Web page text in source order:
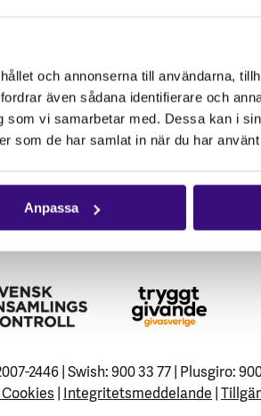
och annonserna till användarna,
även sådana identifierare och
vi samarbetar med. Dessa kan i
som de har samlat in när du har
Anpassa
Instagram
2446 | Swish: 900 33 77 | Plusgiro:
| Integritetsmeddelande |